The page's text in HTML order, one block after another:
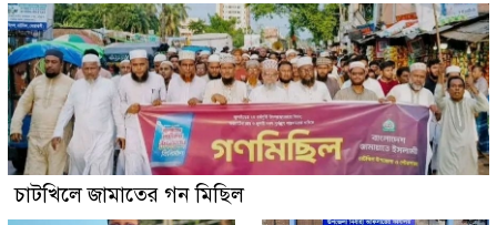
চাটখিলে জামাতের গন মিছিল